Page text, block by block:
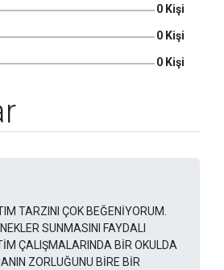
0 Kişi
0 Kişi
0 Kişi
TARZINI ÇOK BEĞENİYORUM.
SUNMASINI FAYDALI
ÇALIŞMALARINDA BİR OKULDA
ZORLUĞUNU BİRE BİR